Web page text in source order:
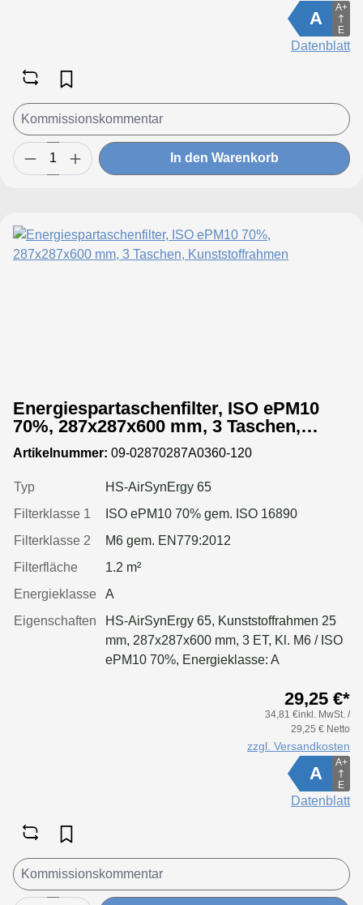
A
A+
E
Datenblatt
In den Warenkorb
Energiespartaschenfilter, ISO ePM10
70%, 287x287x600 mm, 3 Taschen,
Kunststoffrahmen
Artikelnummer: 09-02870287A0360-120
Typ
HS-AirSynErgy 65
Filterklasse 1
ISO ePM10 70% gem. ISO 16890
Filterklasse 2
M6 gem. EN779:2012
Filterfläche
1.2 m²
Energieklasse
A
Eigenschaften
HS-AirSynErgy 65, Kunststoffrahmen 25
mm, 287x287x600 mm, 3 ET, Kl. M6 / ISO
ePM10 70%, Energieklasse: A
29,25 €*
34,81 €inkl. MwSt. /
29,25 € Netto
zzgl. Versandkosten
A
A+
E
Datenblatt